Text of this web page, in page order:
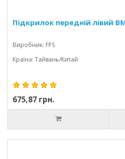
Підкрилок передній лівий
Виробник: FPS
Країна: Тайвань/Китай
675,87 грн.